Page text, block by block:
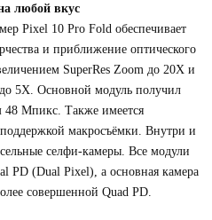
любой вкус
Pixel 10 Pro Fold обеспечивает
и приближение оптического
SuperRes Zoom до 20Х и
5Х. Основной модуль получил
48 Мпикс. Также имеется
макросъёмки. Внутри и
селфи-камеры. Все модули
PD (Dual Pixel), а основная камера
совершенной Quad PD.